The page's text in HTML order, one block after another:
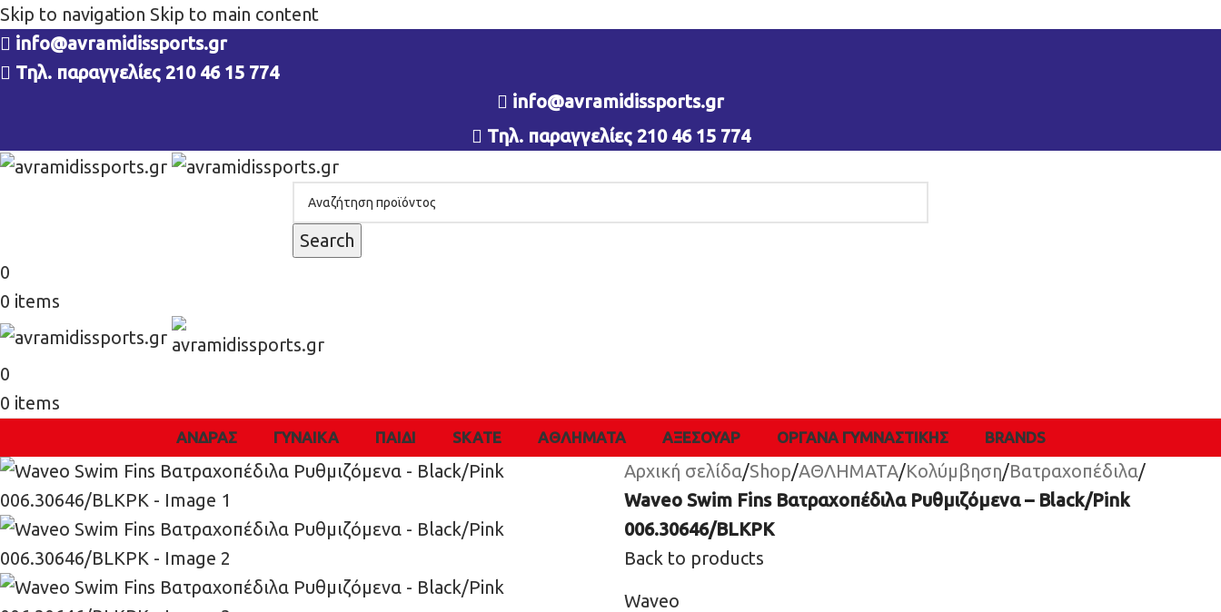
Skip to navigation Skip to main content
info@avramidissports.gr
Τηλ. παραγγελίες 210 46 15 774
info@avramidissports.gr
Τηλ. παραγγελίες 210 46 15 774
Search
0
0 items
0
0 items
ΑΝΔΡΑΣ ΓΥΝΑΙΚΑ ΠΑΙΔΙ SKATE ΑΘΛΗΜΑΤΑ ΑΞΕΣΟΥΑΡ ΌΡΓΑΝΑ ΓΥΜΝΑΣΤΙΚΉΣ BRANDS
Αρχική σελίδα/Shop/ΑΘΛΗΜΑΤΑ/Κολύμβηση/Βατραχοπέδιλα/
Waveo Swim Fins Βατραχοπέδιλα Ρυθμιζόμενα – Black/Pink
006.30646/BLKPK
Back to products
Waveo